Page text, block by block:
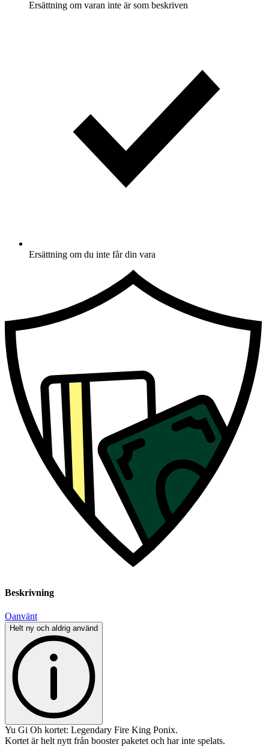
Ersättning om varan inte är som beskriven
Ersättning om du inte får din vara
Beskrivning
Oanvänt
Helt ny och aldrig använd
Yu Gi Oh kortet: Legendary Fire King Ponix.
Kortet är helt nytt från booster paketet och har inte spelats.